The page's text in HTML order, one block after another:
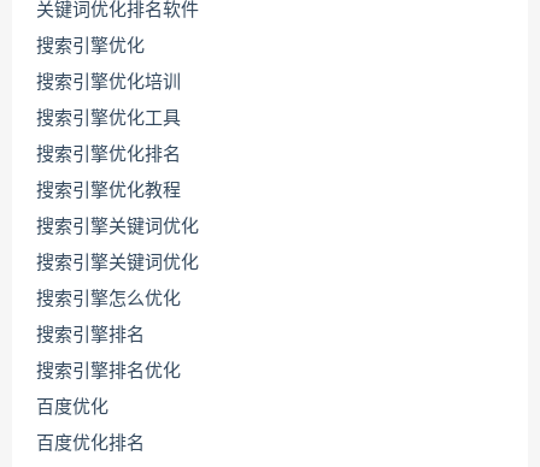
关键词优化排名软件
搜索引擎优化
搜索引擎优化培训
搜索引擎优化工具
搜索引擎优化排名
搜索引擎优化教程
搜索引擎关键词优化
搜索引擎关键词优化
搜索引擎怎么优化
搜索引擎排名
搜索引擎排名优化
百度优化
百度优化排名